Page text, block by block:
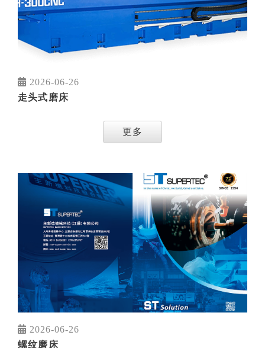
2026-06-26
走头式磨床
更多
2026-06-26
螺纹磨床